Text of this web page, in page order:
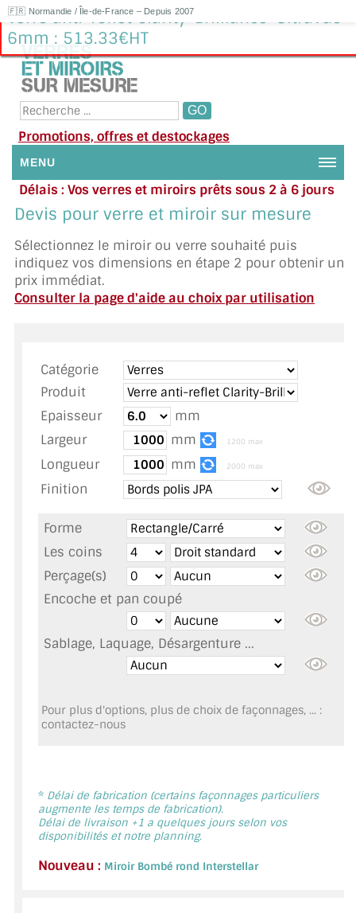
🇫🇷 Normandie / Île-de-France – Depuis 2007
Verre anti-reflet Clarity-Brilliance-Ultravue
6mm : 513.33€HT
Promotions, offres et destockages
MENU
NOUS CONTACTER
DEMANDE DE DEVIS
SUIVI DE DEVIS
TOUS LES TARIFS AU M2
GUIDE : CHOIX PAR UTILISATION
INSPIRATIONS ET NOUVEAUTÉS
AMBIANCE LAITON BROSSÉ
MIROIR SUR MESURE
MIROIR VIEILLI
MIROIR DÉCORATIF DE COULEUR
LOTS DE MIROIRS EN MOZAÏQUE
MIROIR DE SALLE DE BAIN
MIROIR POUR SALLE DE SPORT
MIROIR POUR SALLE DE DANSE
MIROIR ENCADRÉ
Délais : Vos verres et miroirs prêts sous 2 à 6 jours
en moyenne
Besoin d'aide ?
Appelez ou envoyez un SMS au 06 79 92 33 38
Devis pour verre et miroir sur mesure
Sélectionnez le miroir ou verre souhaité puis
indiquez vos dimensions en étape 2 pour obtenir un
prix immédiat.
Consulter la page d'aide au choix par utilisation
Catégorie
Produit
Epaisseur
mm
Largeur
mm 1200 max
Longueur mm 2000 max
Finition
Forme
Les coins
Perçage(s)
Encoche et pan coupé
Sablage, Laquage, Désargenture ...
Pour plus d'options, plus de choix de façonnages, ... :
contactez-nous
* Délai de fabrication (certains façonnages particuliers
augmente les temps de fabrication).
Délai de livraison +1 a quelques jours selon vos
disponibilités et notre planning.
Nouveau : Miroir Bombé rond Interstellar